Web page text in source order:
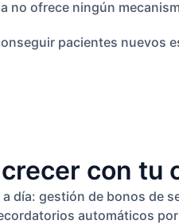
no ofrece ningún
pacientes nuevos
con tu
día: gestión de bonos de
automáticos